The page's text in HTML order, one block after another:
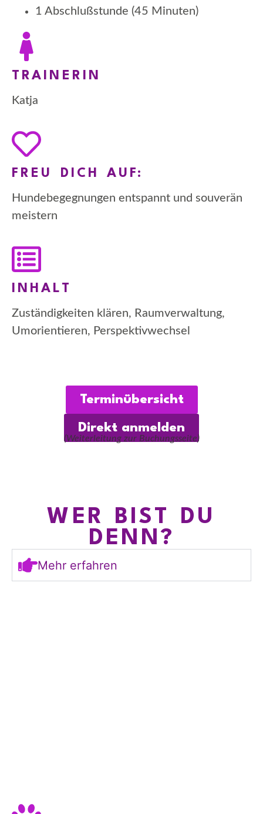
1 Abschlußstunde (45 Minuten)
TRAINERIN
Katja
FREU DICH AUF:
Hundebegegnungen entspannt und souverän
meistern
INHALT
Zuständigkeiten klären, Raumverwaltung,
Umorientieren, Perspektivwechsel
Terminübersicht
Direkt anmelden
(Weiterleitung zur Buchungsseite)
WER BIST DU
DENN?
Mehr erfahren